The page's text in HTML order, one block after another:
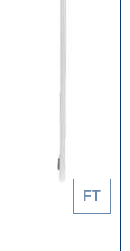
FT